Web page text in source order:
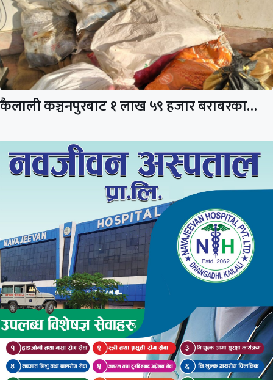
कैलाली कञ्चनपुरबाट १ लाख ५९ हजार बराबरका…